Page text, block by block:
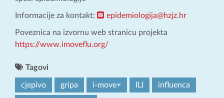
Informacije za kontakt: epidemiologija@hzjz.hr
Poveznica na izvornu web stranicu projekta
https://www.imoveflu.org/
Tagovi
cjepivo gripa i-move+ ILI influenca